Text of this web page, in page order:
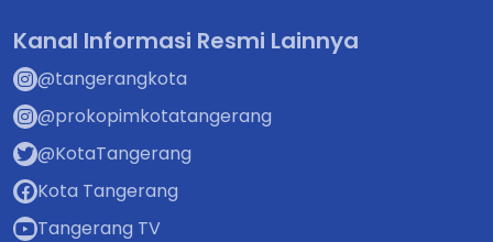
Kanal Informasi Resmi Lainnya
@tangerangkota
@prokopimkotatangerang
@KotaTangerang
Kota Tangerang
Tangerang TV